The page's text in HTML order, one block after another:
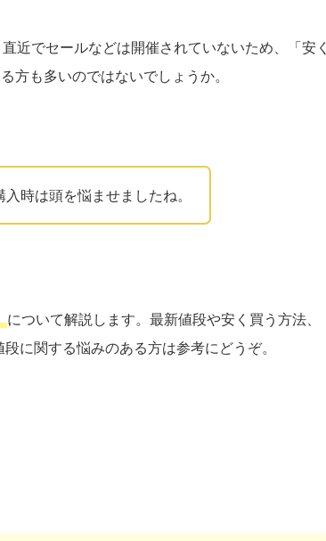
近でセールなどは開催されていないため、「安く
方も多いのではないでしょうか。
時は頭を悩ませましたね。
について解説します。最新値段や安く買う方法、
に関する悩みのある方は参考にどうぞ。